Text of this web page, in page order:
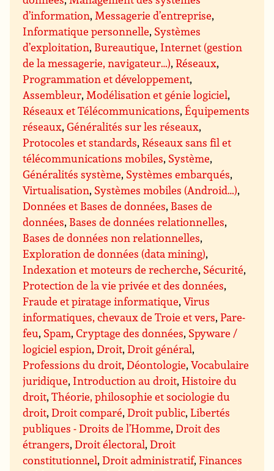
d’information, Messagerie d’entreprise,
Informatique personnelle, Systèmes
d’exploitation, Bureautique, Internet (gestion
de la messagerie, navigateur…),Réseaux,
Programmation et développement,
Assembleur, Modélisation et génie logiciel,
Réseaux et Télécommunications,Équipements
réseaux,Généralités sur les réseaux,
Protocoles et standards,Réseaux sans fil et
télécommunications mobiles, Système,
Généralités système, Systèmes embarqués,
Virtualisation, Systèmes mobiles (Android…),
Données et Bases de données, Bases de
données, Bases de données relationnelles,
Bases de données non relationnelles,
Exploration de données (data mining),
Indexation et moteurs de recherche, Sécurité,
Protection de la vie privée et des données,
Fraude et piratage informatique,Virus
informatiques, chevaux de Troie et vers,Pare-
feu, Spam,Cryptage des données, Spyware /
logiciel espion,Droit,Droit général,
Professions du droit,Déontologie,Vocabulaire
juridique, Introduction au droit,Histoire du
droit,Théorie, philosophie et sociologie du
droit,Droit comparé,Droit public,Libertés
publiques - Droits de l’Homme,Droit des
étrangers,Droit électoral,Droit
constitutionnel,Droit administratif,Finances